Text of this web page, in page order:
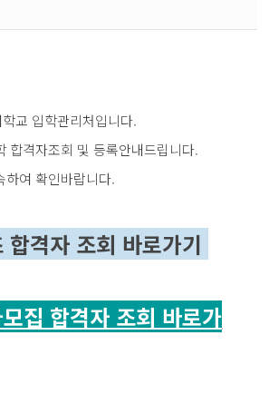
교 입학관리처입니다.
합격자조회 및 등록안내드립니다.
하여 확인바랍니다.
합격자 조회 바로가기
집 합격자 조회 바로가